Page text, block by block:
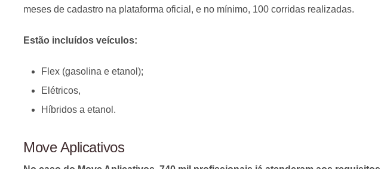
meses de cadastro na plataforma oficial, e no mínimo, 100 corridas realizadas.
Estão incluídos veículos:
Flex (gasolina e etanol);
Elétricos,
Híbridos a etanol.
Move Aplicativos